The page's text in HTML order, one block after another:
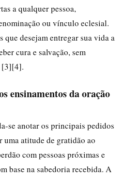
a qualquer pessoa,
ou vínculo eclesial.
que desejam entregar sua vida a
cura e salvação, sem
[3][4].
ensinamentos da oração
se anotar os principais pedidos
uma atitude de gratidão ao
com pessoas próximas e
base na sabedoria recebida. A